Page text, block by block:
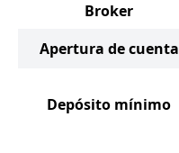
Broker
Apertura de cuenta
Depósito mínimo